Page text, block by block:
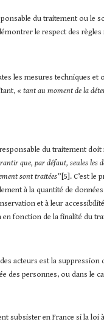
du traitement ou le
le respect des
les mesures techniques
« tant au moment de la
du traitement
que, par défaut, seules les
sont traitées” [5] . C’est le
à la quantité de
et à leur
fonction de la finalité du
acteurs est la
des personnes, ou dans le
subsister en France si la loi